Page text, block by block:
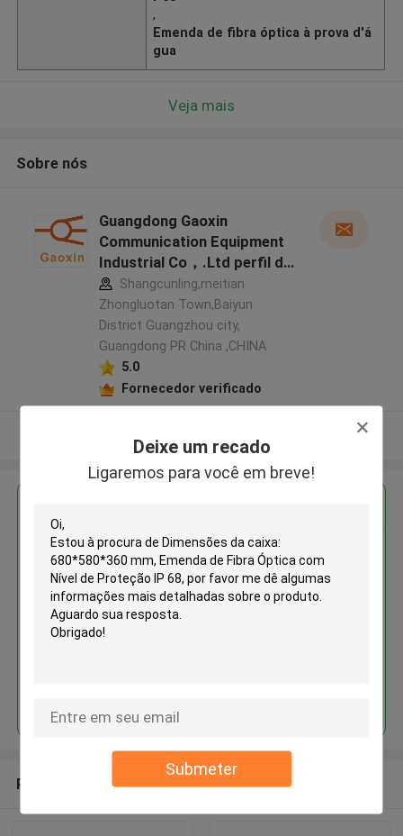
Deixe um recado
Ligaremos para você em breve!
Submeter
,
Emenda de fibra óptica à prova d'á
gua
Veja mais
Sobre nós
Guangdong Gaoxin
Communication Equipment
Industrial Co，.Ltd perfil do
fabricante
Shangcunling,meitian
Zhongluotan Town,Baiyun
District Guangzhou city,
Guangdong PR China ,CHINA
5.0
Fornecedor verificado
Dimensões da caixa:
680*580*360 mm, Emenda de
Fibra Óptica com Nível de
Proteção IP 68
Produtos recomendados